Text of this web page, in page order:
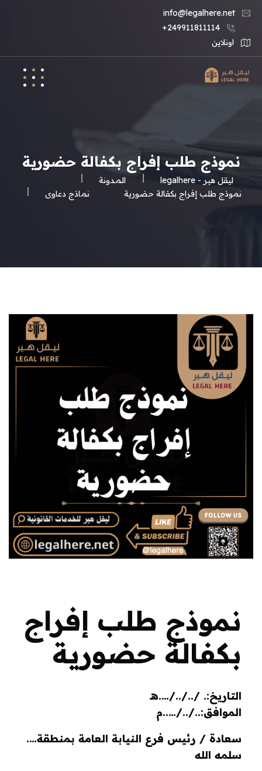
info@legalhere.net
249911811114+
اونلاين
نموذج طلب إفراج بكفالة حضورية
ليقل هير - legalhere
المـدونة
نماذج دعاوى
نموذج طلب إفراج بكفالة حضورية
نموذج طلب إفراج
بكفالة حضورية
التاريخ:. /../../….هـ
الموافق:../../…..م
سعادة / رئيس فرع النيابة العامة بمنطقة….
سلمه الله